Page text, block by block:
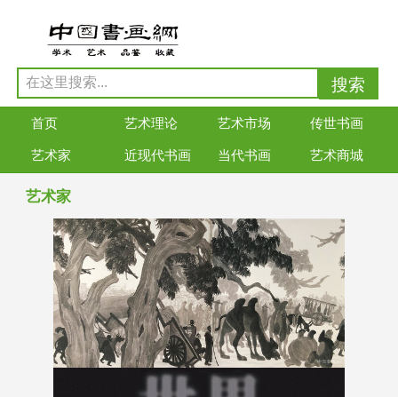
首页 艺术理论 艺术市场 传世书画
艺术家 近现代书画 当代书画 艺术商城
艺术家